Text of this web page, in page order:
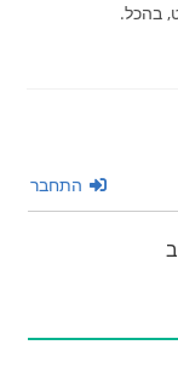
בהכל.
התחבר